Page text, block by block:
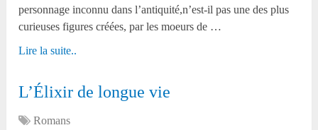
personnage inconnu dans l’antiquité,n’est-il pas une des plus
curieuses figures créées, par les moeurs de …
Lire la suite..
L’Élixir de longue vie
Romans